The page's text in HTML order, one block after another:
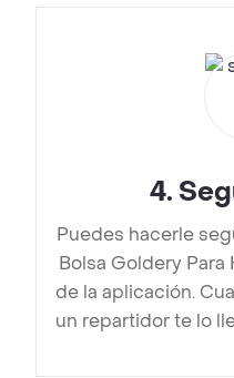
4.
Puedes hacerle
Bolsa Goldery Para
de la aplicación.
un repartidor te lo